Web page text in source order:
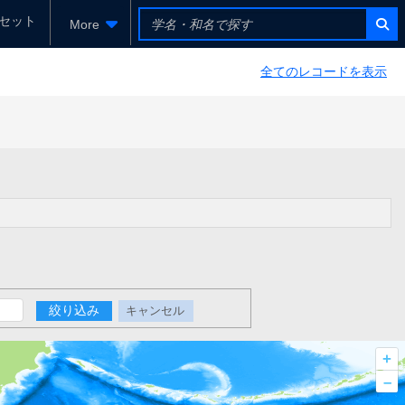
ット More
全てのレコードを表示
絞り込み キャンセル
+
–